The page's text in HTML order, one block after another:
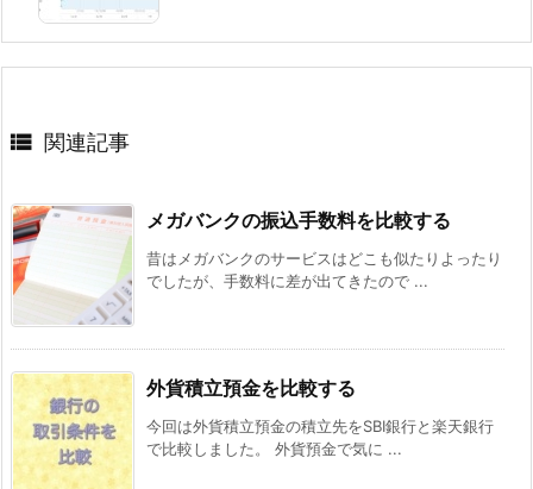
 関連記事
メガバンクの振込手数料を比較する
昔はメガバンクのサービスはどこも似たりよったり
でしたが、手数料に差が出てきたので ...
外貨積立預金を比較する
今回は外貨積立預金の積立先をSBI銀行と楽天銀行
で比較しました。 外貨預金で気に ...